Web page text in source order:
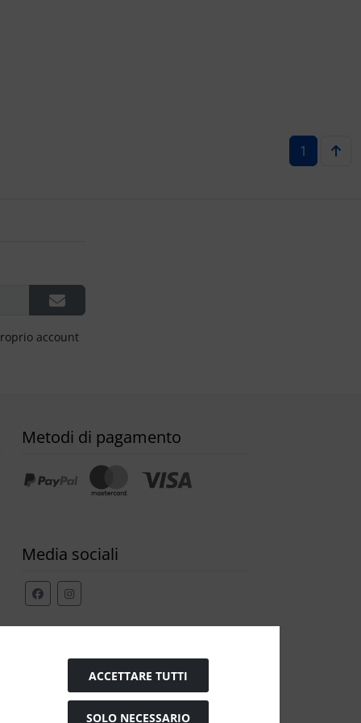
1
account
Metodi di pagamento
Media sociali
ACCETTARE TUTTI
SOLO NECESSARIO